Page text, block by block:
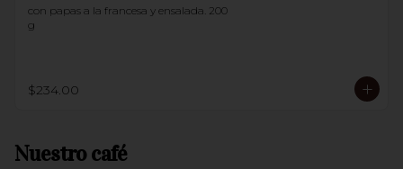
con papas a la francesa y ensalada. 200
g
$234.00
Nuestro café